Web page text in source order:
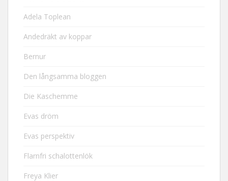
Adela Toplean
Andedräkt av koppar
Bernur
Den långsamma bloggen
Die Kaschemme
Evas dröm
Evas perspektiv
Flarnfri schalottenlök
Freya Klier